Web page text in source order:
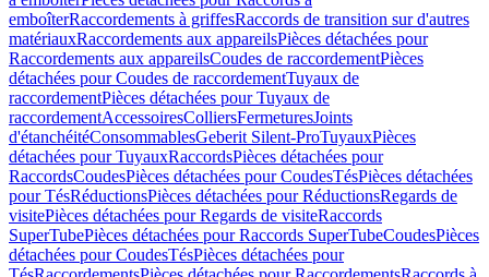
emboîterRaccordements à griffesRaccords de transition sur d'autres
matériauxRaccordements aux appareilsPièces détachées pour
Raccordements aux appareilsCoudes de raccordementPièces
détachées pour Coudes de raccordementTuyaux de
raccordementPièces détachées pour Tuyaux de
raccordementAccessoiresColliersFermeturesJoints
d'étanchéitéConsommablesGeberit Silent-ProTuyauxPièces
détachées pour TuyauxRaccordsPièces détachées pour
RaccordsCoudesPièces détachées pour CoudesTésPièces détachées
pour TésRéductionsPièces détachées pour RéductionsRegards de
visitePièces détachées pour Regards de visiteRaccords
SuperTubePièces détachées pour Raccords SuperTubeCoudesPièces
détachées pour CoudesTésPièces détachées pour